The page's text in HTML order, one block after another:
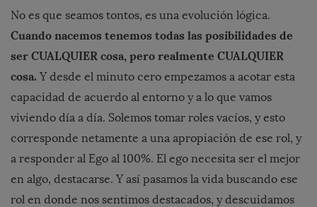
No es que seamos tontos, es una evolución lógica.
Cuando nacemos tenemos todas las posibilidades de
ser CUALQUIER cosa, pero realmente CUALQUIER
cosa. Y desde el minuto cero empezamos a acotar esta
capacidad de acuerdo al entorno y a lo que vamos
viviendo día a día. Solemos tomar roles vacíos, y esto
corresponde netamente a una apropiación de ese rol, y
a responder al Ego al 100%. El ego necesita ser el mejor
en algo, destacarse. Y así pasamos la vida buscando ese
rol en donde nos sentimos destacados, y descuidamos